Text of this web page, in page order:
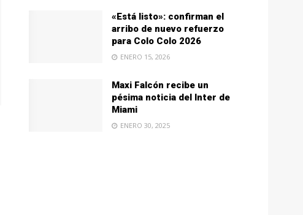
«Está listo»: confirman el
arribo de nuevo refuerzo
para Colo Colo 2026
ENERO 15, 2026
Maxi Falcón recibe un
pésima noticia del Inter de
Miami
ENERO 30, 2025